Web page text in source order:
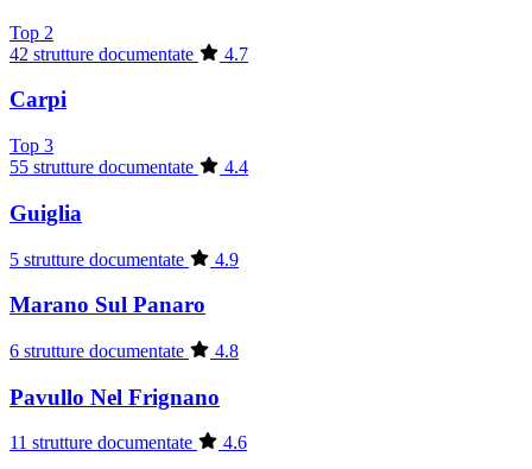
Top 2
42 strutture documentate
4.7
Carpi
Top 3
55 strutture documentate
4.4
Guiglia
5 strutture documentate 4.9
Marano Sul Panaro
6 strutture documentate 4.8
Pavullo Nel Frignano
11 strutture documentate 4.6